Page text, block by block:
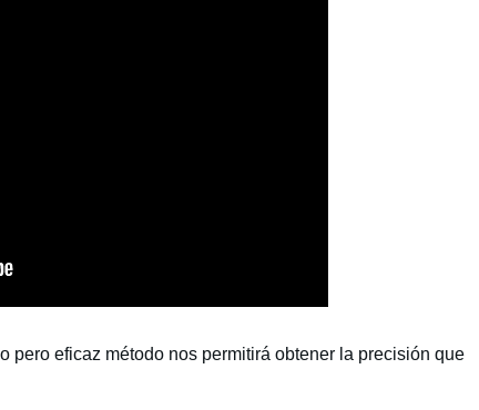
pero eficaz método nos permitirá obtener la precisión que